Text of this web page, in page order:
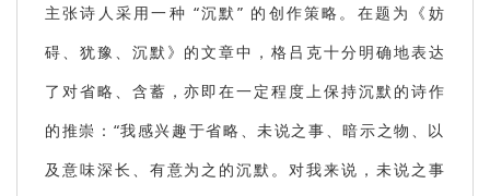
主张诗人采用一种 “沉默” 的创作策略。在题为《妨
碍、犹豫、沉默》的文章中，格吕克十分明确地表达
了对省略、含蓄，亦即在一定程度上保持沉默的诗作
的推崇：“我感兴趣于省略、未说之事、暗示之物、以
及意味深长、有意为之的沉默。对我来说，未说之事